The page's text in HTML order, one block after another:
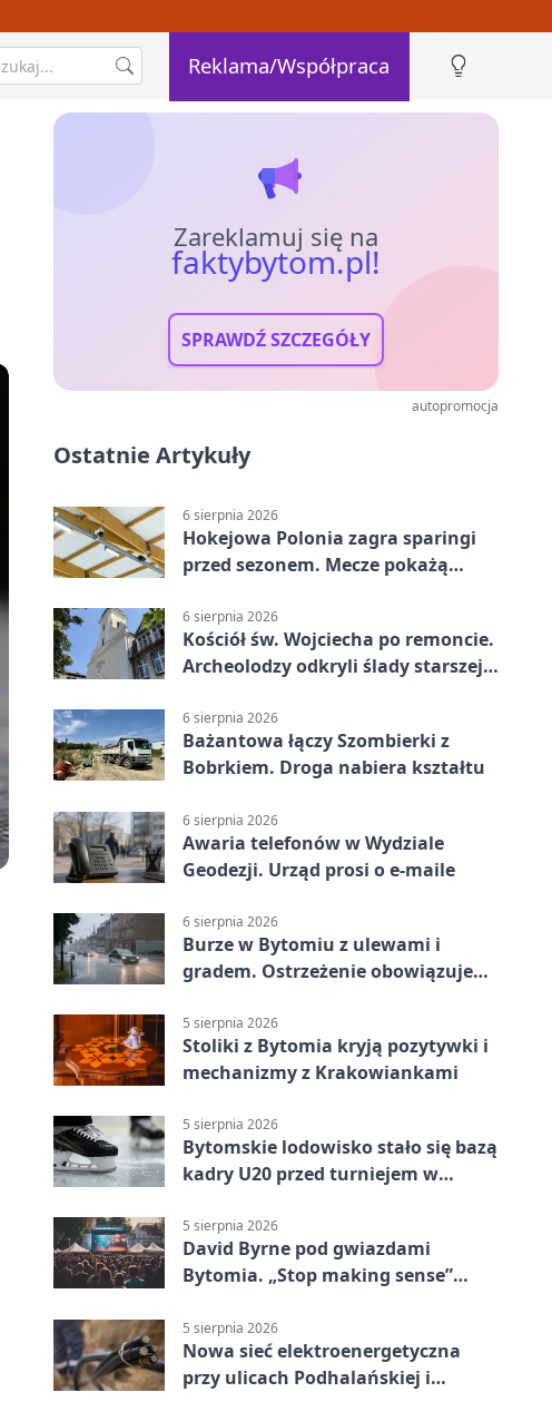
Reklama/Współpraca
Zareklamuj się na
faktybytom.pl!
SPRAWDŹ SZCZEGÓŁY
autopromocja
Ostatnie Artykuły
6 sierpnia 2026
Hokejowa Polonia zagra sparingi
przed sezonem. Mecze pokażą
6 sierpnia 2026
Kościół św. Wojciecha po remoncie.
Archeolodzy odkryli ślady starszej
6 sierpnia 2026
Bażantowa łączy Szombierki z
Bobrkiem. Droga nabiera kształtu
6 sierpnia 2026
Awaria telefonów w Wydziale
Geodezji. Urząd prosi o e-maile
6 sierpnia 2026
Burze w Bytomiu z ulewami i
gradem. Ostrzeżenie obowiązuje
5 sierpnia 2026
Stoliki z Bytomia kryją pozytywki i
mechanizmy z Krakowiankami
5 sierpnia 2026
Bytomskie lodowisko stało się bazą
kadry U20 przed turniejem w
5 sierpnia 2026
David Byrne pod gwiazdami
Bytomia. „Stop making sense”
5 sierpnia 2026
Nowa sieć elektroenergetyczna
przy ulicach Podhalańskiej i